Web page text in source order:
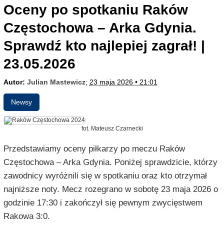
Oceny po spotkaniu Raków
Częstochowa – Arka Gdynia.
Sprawdź kto najlepiej zagrał! |
23.05.2026
Autor: Julian Mastewicz; 23 maja 2026 • 21:01
Newsy
fot. Mateusz Czarnecki
Przedstawiamy oceny piłkarzy po meczu Raków
Częstochowa – Arka Gdynia. Poniżej sprawdzicie, którzy
zawodnicy wyróżnili się w spotkaniu oraz kto otrzymał
najniższe noty. Mecz rozegrano w sobotę 23 maja 2026 o
godzinie 17:30 i zakończył się pewnym zwycięstwem
Rakowa 3:0.